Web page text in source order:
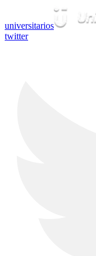
universitarios
twitter